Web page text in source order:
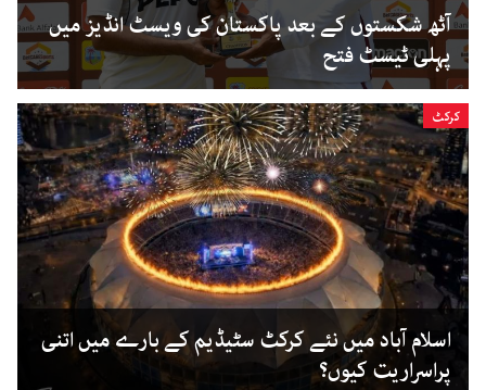
آٹھ شکستوں کے بعد پاکستان کی ویسٹ انڈیز میں
پہلی ٹیسٹ فتح
کرکٹ
اسلام آباد میں نئے کرکٹ سٹیڈیم کے بارے میں اتنی
پراسراریت کیوں؟